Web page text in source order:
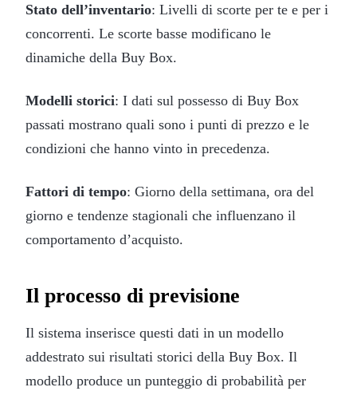
Stato dell’inventario: Livelli di scorte per te e per i
concorrenti. Le scorte basse modificano le
dinamiche della Buy Box.
Modelli storici: I dati sul possesso di Buy Box
passati mostrano quali sono i punti di prezzo e le
condizioni che hanno vinto in precedenza.
Fattori di tempo: Giorno della settimana, ora del
giorno e tendenze stagionali che influenzano il
comportamento d’acquisto.
Il processo di previsione
Il sistema inserisce questi dati in un modello
addestrato sui risultati storici della Buy Box. Il
modello produce un punteggio di probabilità per